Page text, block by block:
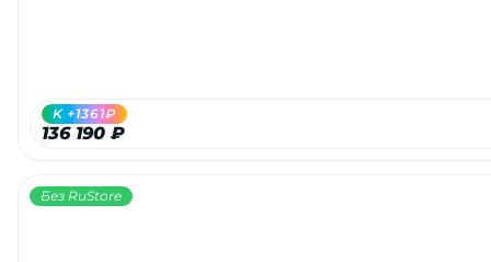
136 190 ₽
K +1361₽
Без RuStore